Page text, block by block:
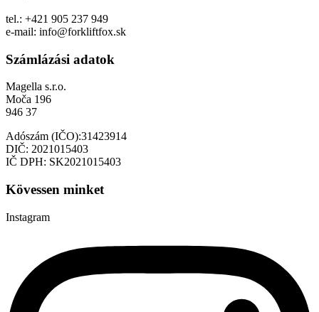
tel.: +421 905 237 949
e-mail: info@forkliftfox.sk
Számlázási adatok
Magella s.r.o.
Moča 196
946 37
Adószám (IČO):31423914
DIČ: 2021015403
IČ DPH: SK2021015403
Kövessen minket
Instagram